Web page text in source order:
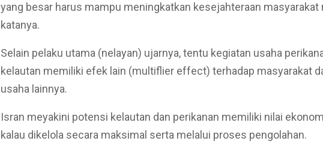
yang besar harus mampu meningkatkan kesejahteraan masyarakat
katanya.
Selain pelaku utama (nelayan) ujarnya, tentu kegiatan usaha
kelautan memiliki efek lain (multiflier effect) terhadap masyarakat
usaha lainnya.
Isran meyakini potensi kelautan dan perikanan memiliki nilai
kalau dikelola secara maksimal serta melalui proses pengolahan.